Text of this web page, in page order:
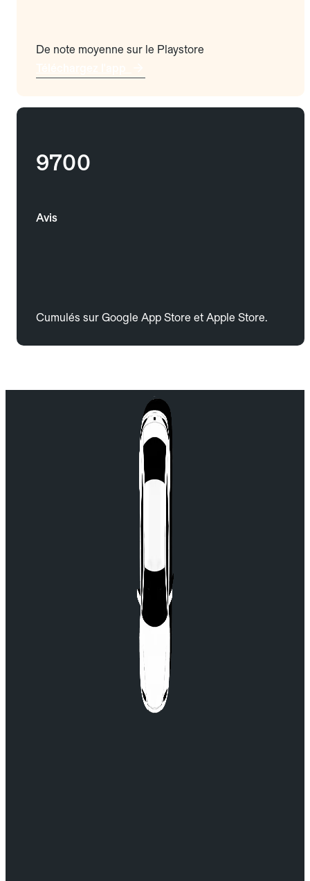
De note moyenne sur le Playstore
9700
Avis
Cumulés sur Google App Store et Apple Store.